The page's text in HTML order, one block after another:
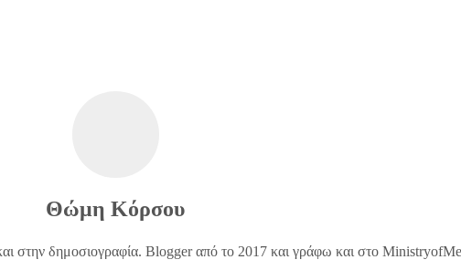
Θώμη Κόρσου
στην δημοσιογραφία. Blogger από το 2017 και γράφω και στο